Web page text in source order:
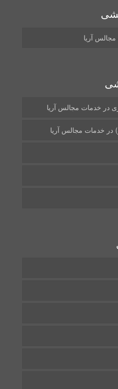
مجالس آریا
در خدمات مجالس آریا
در خدمات مجالس آریا